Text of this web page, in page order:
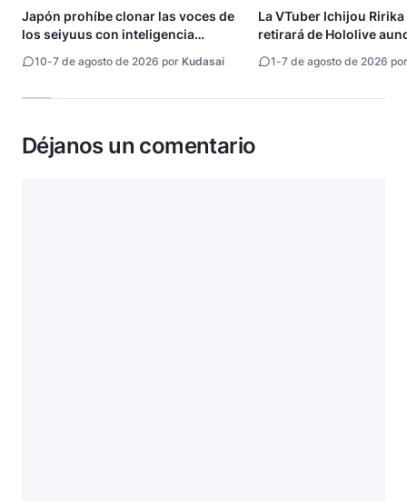
Japón prohíbe clonar las voces de
los seiyuus con inteligencia
10-7 de agosto de 2026 por Kudasai
La VTuber Ichijou Ririka
retirará de Hololive
1-7 de agosto de 2026
Déjanos un comentario